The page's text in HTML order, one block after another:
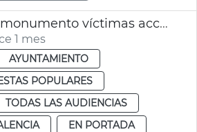
Visita Catalá monumento víctimas accidente metro 3-J
1 mes
AYUNTAMIENTO
POPULARES
TODAS LAS AUDIENCIAS
EN PORTADA